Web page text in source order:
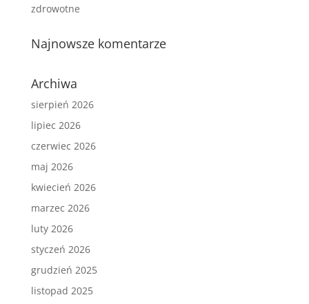
zdrowotne
Najnowsze komentarze
Archiwa
sierpień 2026
lipiec 2026
czerwiec 2026
maj 2026
kwiecień 2026
marzec 2026
luty 2026
styczeń 2026
grudzień 2025
listopad 2025